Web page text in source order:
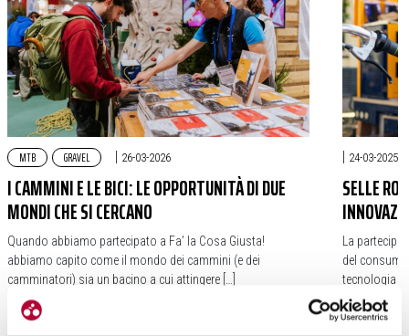
MTB GRAVEL | 26-03-2026
I CAMMINI E LE BICI: LE OPPORTUNITÀ DI DUE
MONDI CHE SI CERCANO
Quando abbiamo partecipato a Fa’ la Cosa Giusta!
abbiamo capito come il mondo dei cammini (e dei
camminatori) sia un bacino a cui attingere […]
#FIERA
| 24-03-2025
SELLE
La
del
tecnologia
#SELLE